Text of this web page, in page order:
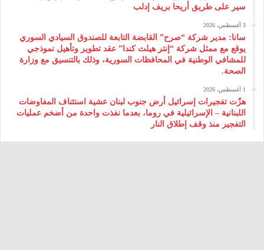
سير على طريق أريحا بريف إدلب
3 أغسطس، 2026
سانا: مدير شركة “صرح” القابضة التابعة للصندوق السيادي السوري
يوقع مع ممثل شركة “إنتر هيلث كندا” عقد تطوير وتأهيل نموذجي
للمشافي الوطنية في المحافظات السورية، وذلك بالتنسيق مع وزارة
الصحة.
1 أغسطس، 2026
هزّت تفجيرات إسرائيل أرض جنوب لبنان عشية استئناف المفاوضات
اللبنانية – الإسرائيلية في روما، بعدما نفذت واحدة من أضخم عمليات
التفجير منذ وقف إطلاق النار